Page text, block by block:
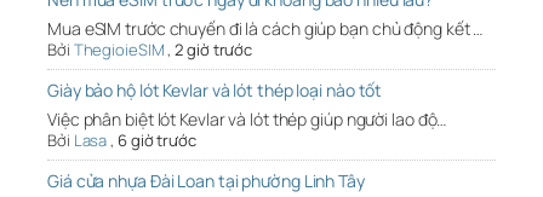
Mua eSIM trước chuyến đi là cách giúp bạn chủ động kết …
Bởi ThegioieSIM,2 giờ trước
Giày bảo hộ lót Kevlar và lót thép loại nào tốt
Việc phân biệt lót Kevlar và lót thép giúp người lao độ…
Bởi Lasa, 6 giờ trước
Giá cửa nhựa Đài Loan tại phường Linh Tây